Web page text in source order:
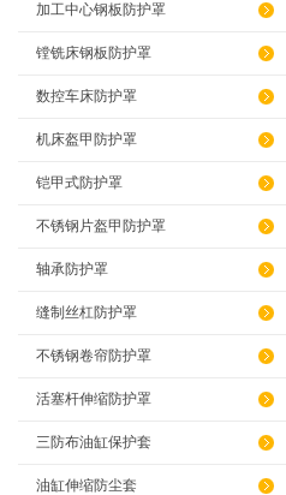
加工中心钢板防护罩
镗铣床钢板防护罩
数控车床防护罩
机床盔甲防护罩
铠甲式防护罩
不锈钢片盔甲防护罩
轴承防护罩
缝制丝杠防护罩
不锈钢卷帘防护罩
活塞杆伸缩防护罩
三防布油缸保护套
油缸伸缩防尘套